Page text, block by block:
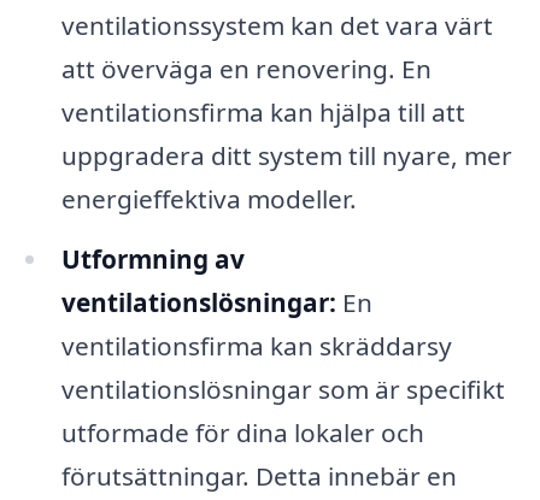
ventilationssystem kan det vara värt
att överväga en renovering. En
ventilationsfirma kan hjälpa till att
uppgradera ditt system till nyare, mer
energieffektiva modeller.
Utformning av
ventilationslösningar: En
ventilationsfirma kan skräddarsy
ventilationslösningar som är specifikt
utformade för dina lokaler och
förutsättningar. Detta innebär en